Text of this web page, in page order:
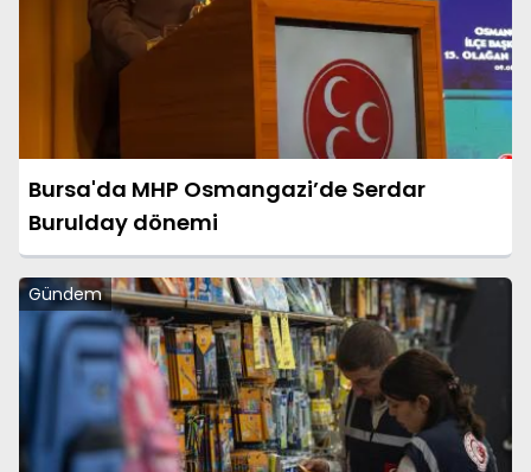
Bursa'da MHP Osmangazi’de Serdar
Burulday dönemi
Gündem